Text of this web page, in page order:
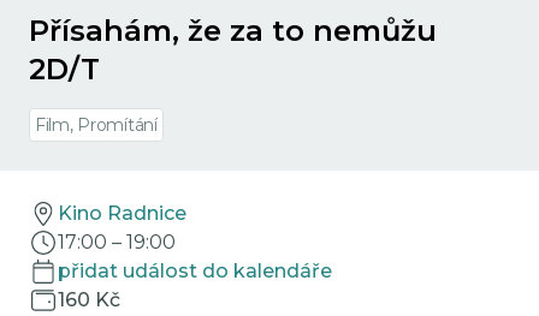
Přísahám, že za to nemůžu
2D/T
Film, Promítání
Kino Radnice
17:00 – 19:00
přidat událost do kalendáře
160 Kč